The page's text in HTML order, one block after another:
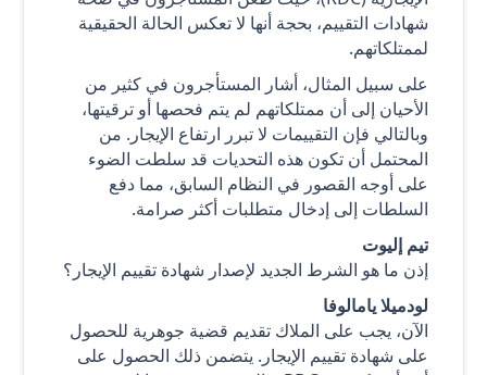
شهادات التقييم، بحجة أنها لا تعكس الحالة الحقيقية
لممتلكاتهم.
على سبيل المثال، أشار المستأجرون في كثير من
الأحيان إلى أن ممتلكاتهم لم يتم فحصها أو ترقيتها،
وبالتالي فإن التقييمات لا تبرر ارتفاع الإيجار. من
المحتمل أن تكون هذه التحديات قد سلطت الضوء
على أوجه القصور في النظام السابق، مما دفع
السلطات إلى إدخال متطلبات أكثر صرامة.
تيم إليوت
إذن ما هو الشرط الجديد لإصدار شهادة تقييم الإيجار؟
لودميلا يامالوفا
الآن، يجب على الملاك تقديم قضية جوهرية للحصول
على شهادة تقييم الإيجار. يتضمن ذلك الحصول على